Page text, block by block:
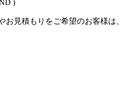
)
お見積もりをご希望のお客様は